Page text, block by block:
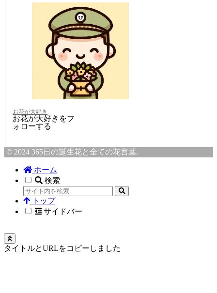
お花が大好き
お花が大好きをフ
ォローする
© 2024 365日の誕生花と全ての花言葉.
ホーム
検索
トップ
サイドバー
タイトルとURLをコピーしました